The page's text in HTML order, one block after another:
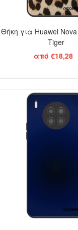
Θήκη για Huawei
Tiger
από €18,28